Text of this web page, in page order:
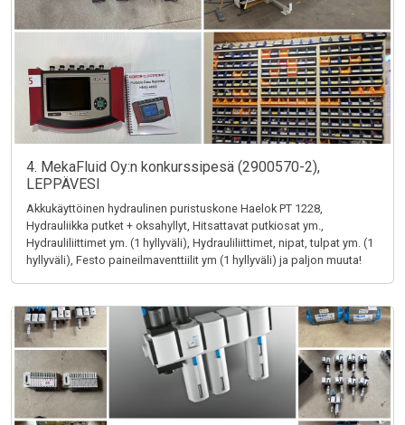
4. MekaFluid Oy:n konkurssipesä (2900570-2),
LEPPÄVESI
Akkukäyttöinen hydraulinen puristuskone Haelok PT 1228,
Hydrauliikka putket + oksahyllyt, Hitsattavat putkiosat ym.,
Hydrauliliittimet ym. (1 hyllyväli), Hydrauliliittimet, nipat, tulpat ym. (1
hyllyväli), Festo paineilmaventtiilit ym (1 hyllyväli) ja paljon muuta!